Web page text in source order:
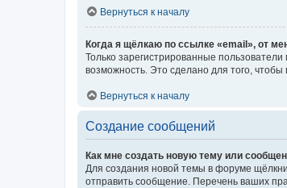
Вернуться к началу
Когда я щёлкаю по ссылке «email», от
Только зарегистрированные
возможность. Это сделано для того,
Вернуться к началу
Создание сообщений
Как мне создать новую тему или
Для создания новой темы в форуме
отправить сообщение. Перечень ваших